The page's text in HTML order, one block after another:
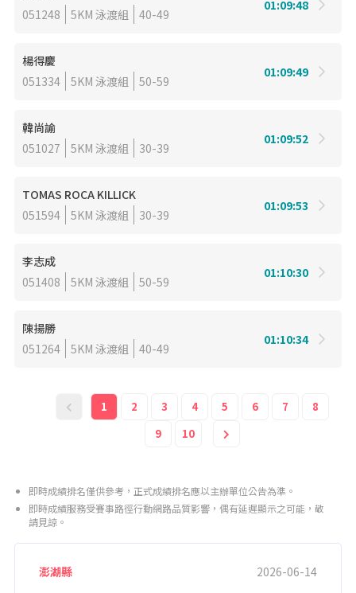
051248
5KM 泳渡組 40-49
01:09:48
楊得慶
051334
5KM 泳渡組 50-59
01:09:49
韓尚諭
051027
5KM 泳渡組 30-39
01:09:52
TOMAS ROCA KILLICK
051594
5KM 泳渡組 30-39
01:09:53
李志成
051408
5KM 泳渡組 50-59
01:10:30
陳揚勝
051264
5KM 泳渡組 40-49
01:10:34
1 2 3 4 5 6 7
8
9
10
即時成績排名僅供參考，正式成績排名應以主辦單位公告為準。
即時成績服務受賽事路徑行動網路品質影響，偶有延遲顯示之可能，敬
請見諒。
澎湖縣 2026-06-14